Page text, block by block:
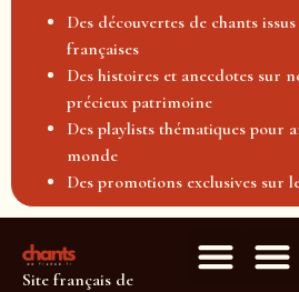
Des découvertes de chants
françaises
Des histoires et anecdotes sur
précieux patrimoine
Des playlists thématiques pour
monde
Des promotions exclusives sur
Site français de